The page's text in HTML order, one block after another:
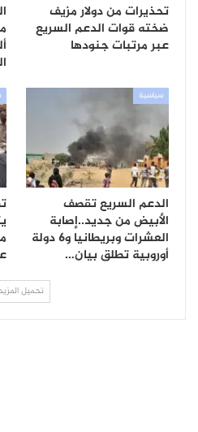
تحذيرات من دولار مزيف
ضخته قوات الدعم السريع
عبر مرتبات جنودها
سياسية
الدعم السريع تقصف
الأبيض من جديد..إصابة
العشرات وبريطانيا و6 دولة
أوروبية تطلق بيان…
تحميل